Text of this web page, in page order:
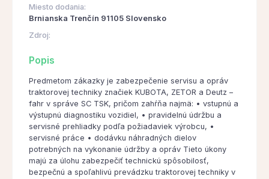
Miesto dodania:
Brnianska Trenčín 91105 Slovensko
Zdroj:
Popis
Predmetom zákazky je zabezpečenie servisu a opráv
traktorovej techniky značiek KUBOTA, ZETOR a Deutz –
fahr v správe SC TSK, pričom zahŕňa najmä: • vstupnú a
výstupnú diagnostiku vozidiel, • pravidelnú údržbu a
servisné prehliadky podľa požiadaviek výrobcu, •
servisné práce • dodávku náhradných dielov
potrebných na vykonanie údržby a opráv Tieto úkony
majú za úlohu zabezpečiť technickú spôsobilosť,
bezpečnú a spoľahlivú prevádzku traktorovej techniky v